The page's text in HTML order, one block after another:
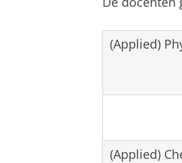
(Applied)
(Applied)